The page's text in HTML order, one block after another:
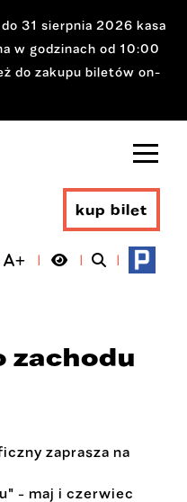
31 sierpnia 2026 kasa
w godzinach od 10:00
do zakupu biletów on-
kup bilet
zachodu
zaprasza na
- maj i czerwiec